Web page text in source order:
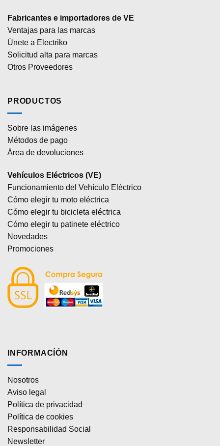
Fabricantes e importadores de VE
Ventajas para las marcas
Únete a Electriko
Solicitud alta para marcas
Otros Proveedores
PRODUCTOS
Sobre las imágenes
Métodos de pago
Área de devoluciones
Vehículos Eléctricos (VE)
Funcionamiento del Vehículo Eléctrico
Cómo elegir tu moto eléctrica
Cómo elegir tu bicicleta eléctrica
Cómo elegir tu patinete eléctrico
Novedades
Promociones
INFORMACÍÓN
Nosotros
Aviso legal
Política de privacidad
Política de cookies
Responsabilidad Social
Newsletter